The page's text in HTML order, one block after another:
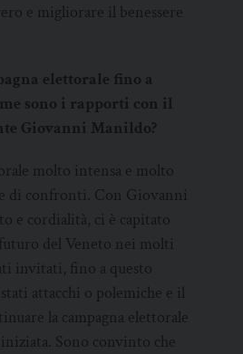
e migliorare il benessere
elettorale fino a
sono i rapporti con il
Giovanni Manildo?
molto intensa e molto
di confronti. Con Giovanni
e cordialità, ci è capitato
del Veneto nei molti
invitati, fino a questo
attacchi o polemiche e il
la campagna elettorale
Sono convinto che